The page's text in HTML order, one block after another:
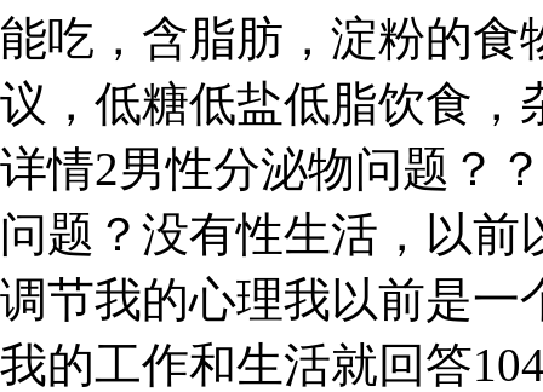
能吃，含脂肪，淀粉的食
议，低糖低盐低脂饮食，
详情2男性分泌物问题？
问题？没有性生活，以前
调节我的心理我以前是一
我的工作和生活就回答